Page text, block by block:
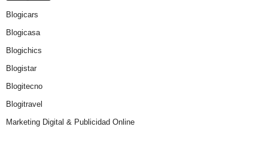
Blogicars
Blogicasa
Blogichics
Blogistar
Blogitecno
Blogitravel
Marketing Digital & Publicidad Online